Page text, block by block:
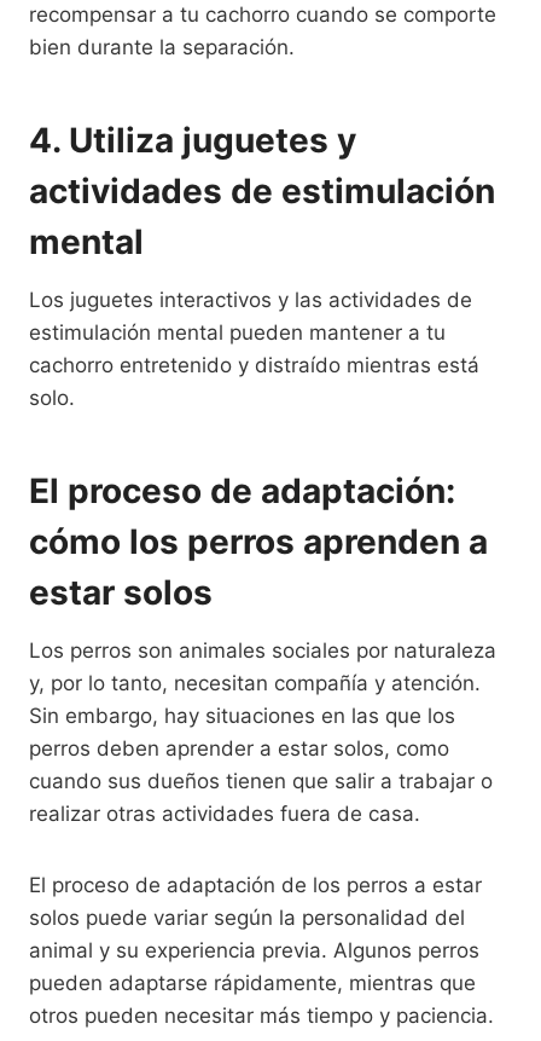
recompensar a tu cachorro cuando se comporte
bien durante la separación.
4. Utiliza juguetes y
actividades de estimulación
mental
Los juguetes interactivos y las actividades de
estimulación mental pueden mantener a tu
cachorro entretenido y distraído mientras está
solo.
El proceso de adaptación:
cómo los perros aprenden a
estar solos
Los perros son animales sociales por naturaleza
y, por lo tanto, necesitan compañía y atención.
Sin embargo, hay situaciones en las que los
perros deben aprender a estar solos, como
cuando sus dueños tienen que salir a trabajar o
realizar otras actividades fuera de casa.
El proceso de adaptación de los perros a estar
solos puede variar según la personalidad del
animal y su experiencia previa. Algunos perros
pueden adaptarse rápidamente, mientras que
otros pueden necesitar más tiempo y paciencia.